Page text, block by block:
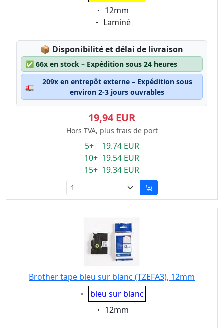
Eigenschaft:
12mm
Eigenschaft:
Laminé
📦 Lagerstatus:
Disponibilité et délai de livraison
✅ 66x en stock – Expédition sous 24 heures
🚛
209x en entrepôt externe – Expédition sous
environ 2-3 jours ouvrables
19,94 EUR
Hors TVA, plus frais de port
5+ 19.74 EUR
10+ 19.54 EUR
15+ 19.34 EUR
Brother tape bleu sur blanc (TZEFA3), 12mm
Eigenschaft:
bleu sur blanc
Eigenschaft:
12mm